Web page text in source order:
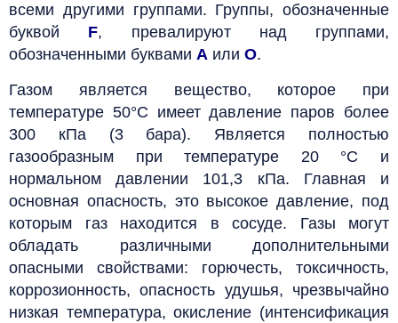
всеми другими группами. Группы, обозначенные
буквой F, превалируют над группами,
обозначенными буквами A или O.
Газом является вещество, которое при
температуре 50°С имеет давление паров более
300 кПа (3 бара). Является полностью
газообразным при температуре 20 °С и
нормальном давлении 101,3 кПа. Главная и
основная опасность, это высокое давление, под
которым газ находится в сосуде. Газы могут
обладать различными дополнительными
опасными свойствами: горючесть, токсичность,
коррозионность, опасность удушья, чрезвычайно
низкая температура, окисление (интенсификация